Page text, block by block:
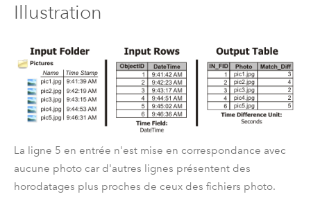
Illustration
La ligne 5 en entrée n'est mise en correspondance avec
aucune photo car d'autres lignes présentent des
horodatages plus proches de ceux des fichiers photo.